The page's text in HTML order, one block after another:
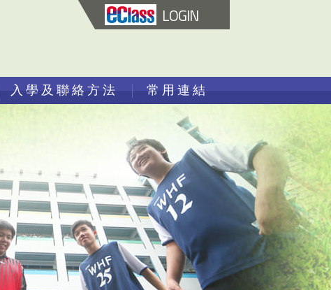
LOGIN
入學及聯絡方法 常用連結